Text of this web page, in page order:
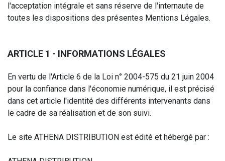
l'acceptation intégrale et sans réserve de l'internaute de
toutes les dispositions des présentes Mentions Légales.
ARTICLE 1 - INFORMATIONS LÉGALES
En vertu de l'Article 6 de la Loi n° 2004-575 du 21 juin 2004
pour la confiance dans l'économie numérique, il est précisé
dans cet article l'identité des différents intervenants dans
le cadre de sa réalisation et de son suivi.
Le site ATHENA DISTRIBUTION est édité et hébergé par :